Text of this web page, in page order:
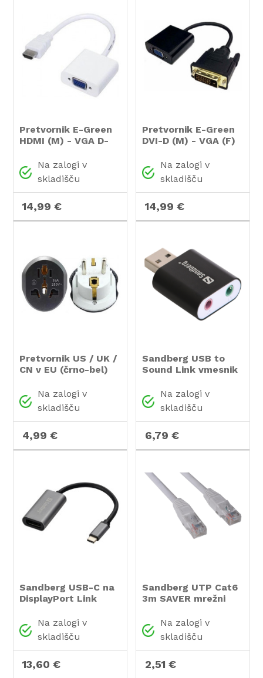
Pretvornik E-Green
HDMI (M) - VGA D-
Na zalogi v
skladišču
14,99 €
Pretvornik E-Green
DVI-D (M) - VGA (F)
Na zalogi v
skladišču
14,99 €
Pretvornik US / UK /
CN v EU (črno-bel)
Na zalogi v
skladišču
4,99 €
Sandberg USB to
Sound Link vmesnik
Na zalogi v
skladišču
6,79 €
Sandberg USB-C na
DisplayPort Link
Na zalogi v
skladišču
13,60 €
Sandberg UTP Cat6
3m SAVER mrežni
Na zalogi v
skladišču
2,51 €